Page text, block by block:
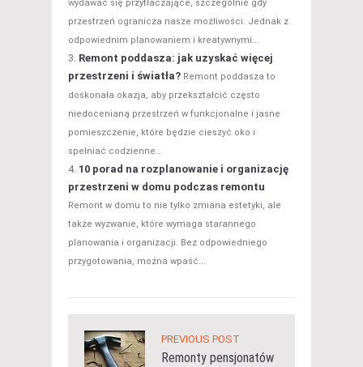
wydawać się przytłaczające, szczególnie gdy
przestrzeń ogranicza nasze możliwości. Jednak z
odpowiednim planowaniem i kreatywnymi...
Remont poddasza: jak uzyskać więcej
przestrzeni i światła? Remont poddasza to
doskonała okazja, aby przekształcić często
niedocenianą przestrzeń w funkcjonalne i jasne
pomieszczenie, które będzie cieszyć oko i
spełniać codzienne...
10 porad na rozplanowanie i organizację
przestrzeni w domu podczas remontu
Remont w domu to nie tylko zmiana estetyki, ale
także wyzwanie, które wymaga starannego
planowania i organizacji. Bez odpowiedniego
przygotowania, można wpaść...
PREVIOUS POST
Remonty pensjonatów